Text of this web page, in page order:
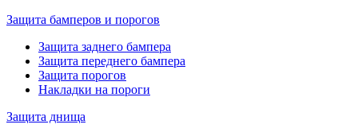
Защита бамперов и порогов
Защита заднего бампера
Защита переднего бампера
Защита порогов
Накладки на пороги
Защита днища